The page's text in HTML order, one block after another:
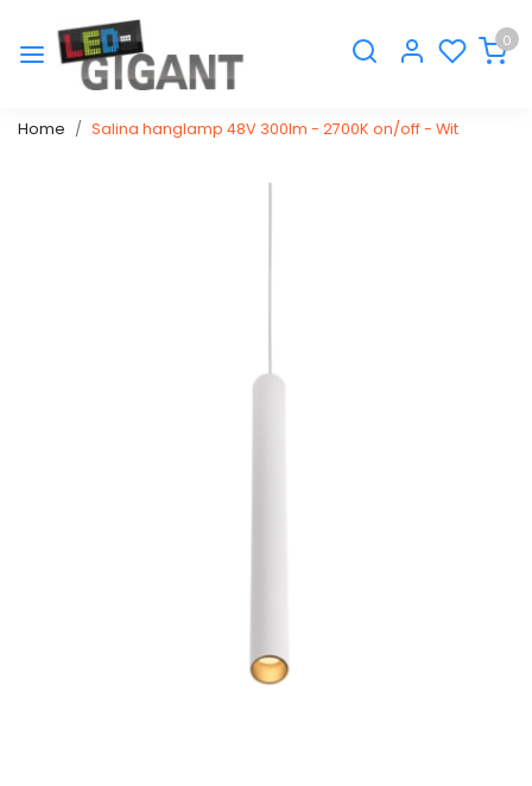
0
Home Salina hanglamp 48V 300lm - 2700K on/off - Wit